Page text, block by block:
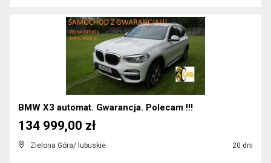
BMW X3 automat. Gwarancja. Polecam !!!
Zielona Góra/ lubuskie 20 dni
134 999,00 zł